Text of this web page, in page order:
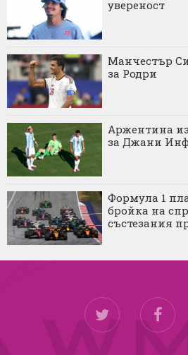
увереност
Манчестър
за Родри
Аржентина
за Джани
Формула 1
бройка на
състезания